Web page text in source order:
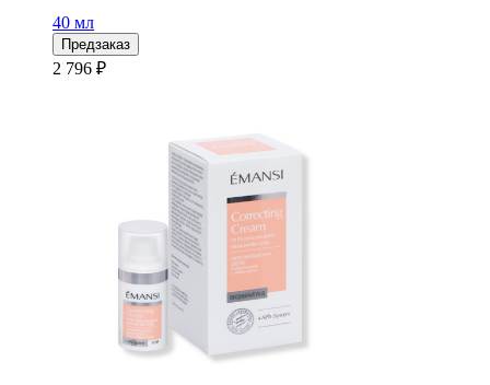
40 мл
Предзаказ
2 796 ₽